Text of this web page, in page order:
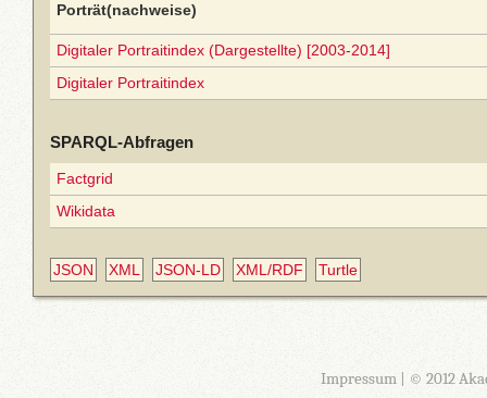
Porträt(nachweise)
Digitaler Portraitindex (Dargestellte) [2003-2014]
Digitaler Portraitindex
SPARQL-Abfragen
Factgrid
Wikidata
JSON XML JSON-LD XML/RDF Turtle
Impressum| © 2012